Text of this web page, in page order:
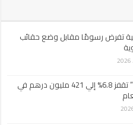
تفرض رسومًا مقابل وضع حقائب
أرباح “طيران أبوظبي” تقفز 6.8% إلي 421 مليون درهم في